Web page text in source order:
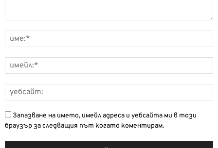
Запазване на името, имейл адреса и уебсайта ми в този
браузър за следващия път когато коментирам.